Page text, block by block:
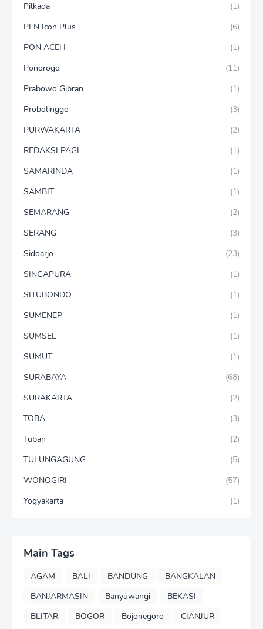
Pilkada
(1)
PLN Icon Plus
(6)
PON ACEH
(1)
Ponorogo
(11)
Prabowo Gibran
(1)
Probolinggo
(3)
PURWAKARTA
(2)
REDAKSI PAGI
(1)
SAMARINDA
(1)
SAMBIT
(1)
SEMARANG
(2)
SERANG
(3)
Sidoarjo
(23)
SINGAPURA
(1)
SITUBONDO
(1)
SUMENEP
(1)
SUMSEL
(1)
SUMUT
(1)
SURABAYA
(68)
SURAKARTA
(2)
TOBA
(3)
Tuban
(2)
TULUNGAGUNG
(5)
WONOGIRI
(57)
Yogyakarta
(1)
Main Tags
AGAM BALI BANDUNG
BANGKALAN
BANJARMASIN
Banyuwangi
BEKASI
BLITAR
BOGOR Bojonegoro
CIANJUR